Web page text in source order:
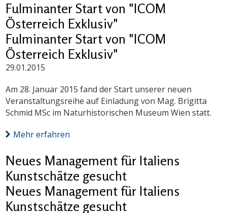
Fulminanter Start von "ICOM
Österreich Exklusiv"
Fulminanter Start von "ICOM
Österreich Exklusiv"
29.01.2015
Am 28. Januar 2015 fand der Start unserer neuen
Veranstaltungsreihe auf Einladung von Mag. Brigitta
Schmid MSc im Naturhistorischen Museum Wien statt.
Mehr erfahren
Neues Management für Italiens
Kunstschätze gesucht
Neues Management für Italiens
Kunstschätze gesucht